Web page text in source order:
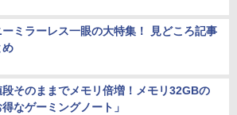
ーミラーレス一眼の大特集！ 見どころ記事
め
段そのままでメモリ倍増！メモリ32GBの
得なゲーミングノート」